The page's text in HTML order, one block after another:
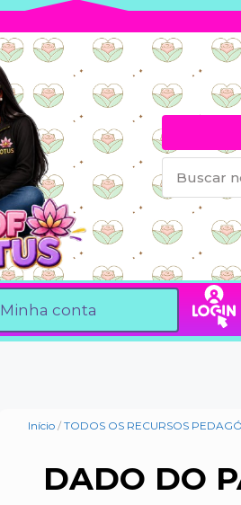
Minha conta
Início / TODOS OS RECURSOS
DADO DO